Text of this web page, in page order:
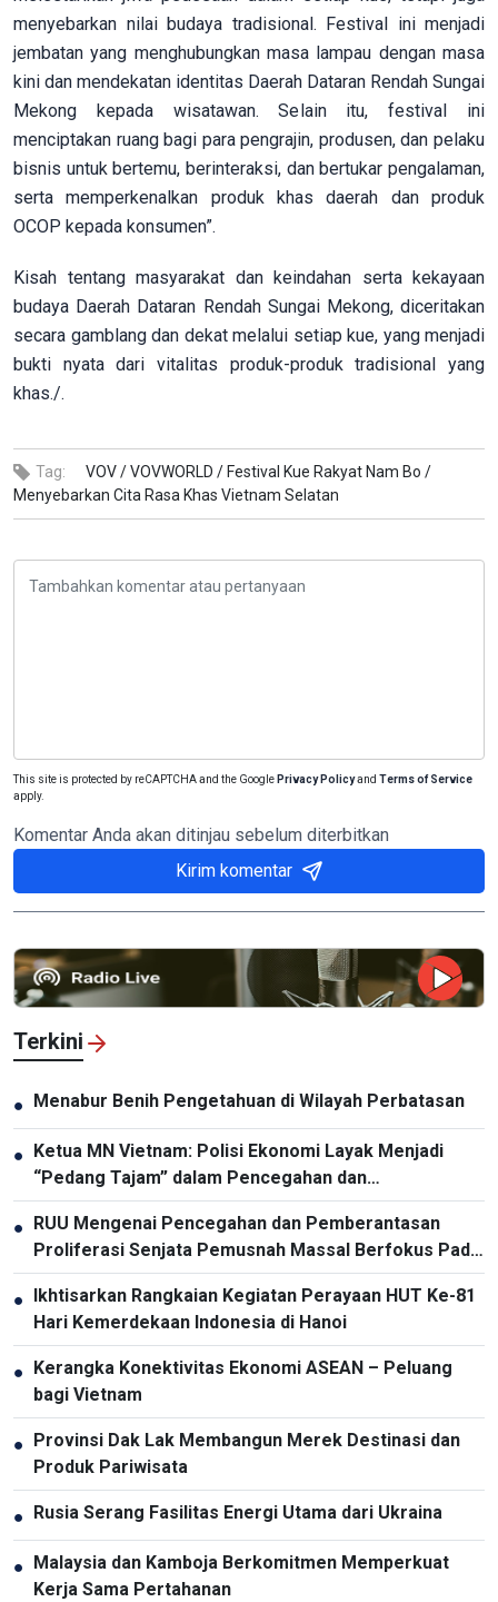
menyebarkan nilai budaya tradisional. Festival ini menjadi
jembatan yang menghubungkan masa lampau dengan masa
kini dan mendekatan identitas Daerah Dataran Rendah Sungai
Mekong kepada wisatawan. Selain itu, festival ini
menciptakan ruang bagi para pengrajin, produsen, dan pelaku
bisnis untuk bertemu, berinteraksi, dan bertukar pengalaman,
serta memperkenalkan produk khas daerah dan produk
OCOP kepada konsumen”.
Kisah tentang masyarakat dan keindahan serta kekayaan
budaya Daerah Dataran Rendah Sungai Mekong, diceritakan
secara gamblang dan dekat melalui setiap kue, yang menjadi
bukti nyata dari vitalitas produk-produk tradisional yang
khas./.
Tag: VOV /VOVWORLD / Festival Kue Rakyat Nam Bo /
Menyebarkan Cita Rasa Khas Vietnam Selatan
This site is protected by reCAPTCHA and the Google Privacy Policyand Terms of Service
apply.
Komentar Anda akan ditinjau sebelum diterbitkan
Kirim komentar
Terkini
● Menabur Benih Pengetahuan di Wilayah Perbatasan
● Ketua MN Vietnam: Polisi Ekonomi Layak Menjadi
“Pedang Tajam” dalam Pencegahan dan
Pemberantasan Kriminalitas
● RUU Mengenai Pencegahan dan Pemberantasan
Proliferasi Senjata Pemusnah Massal Berfokus Pada
Pencegahan dan Pelaksanaan Komitmen
Internasional oleh Vietnam
● Ikhtisarkan Rangkaian Kegiatan Perayaan HUT Ke-81
Hari Kemerdekaan Indonesia di Hanoi
● Kerangka Konektivitas Ekonomi ASEAN – Peluang
bagi Vietnam
● Provinsi Dak Lak Membangun Merek Destinasi dan
Produk Pariwisata
● Rusia Serang Fasilitas Energi Utama dari Ukraina
● Malaysia dan Kamboja Berkomitmen Memperkuat
Kerja Sama Pertahanan